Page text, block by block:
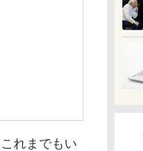
れまでもい